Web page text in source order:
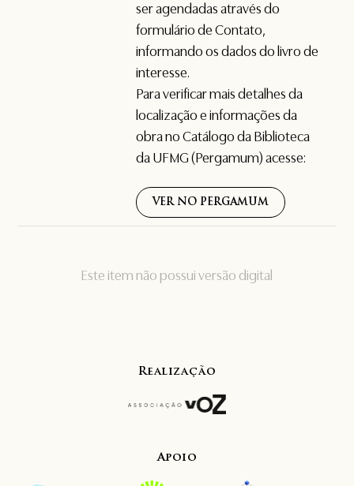
Este item não possui versão digital
ser agendadas através do
formulário deContato,
informando os dados do livro de
interesse.
Para verificar mais detalhes da
localização e informações da
obra no Catálogo da Biblioteca
da UFMG (Pergamum) acesse:
VER NO PERGAMUM
Realização
Apoio